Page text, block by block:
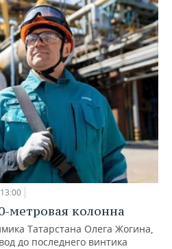
метровая колонна
Татарстана Олега Жогина,
до последнего винтика